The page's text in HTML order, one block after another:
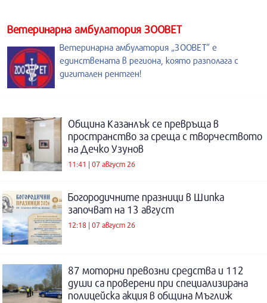
Ветеринарна амбулатория ЗООВЕТ
Ветеринарна амбулатория „ЗООВЕТ” е
единствената в региона, която разполага с
дигитален рентген!
Община Казанлък се превръща в
пространство за среща с творчеството
на Дечко Узунов
11:41 | 07 август 26
Богородичните празници в Шипка
започват на 13 август
12:18 | 07 август 26
87 моторни превозни средства и 112
души са проверени при специализирана
полицейска акция в община Мъглиж